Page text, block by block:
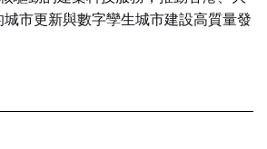
市更新與數字孿生城市建設高質量發